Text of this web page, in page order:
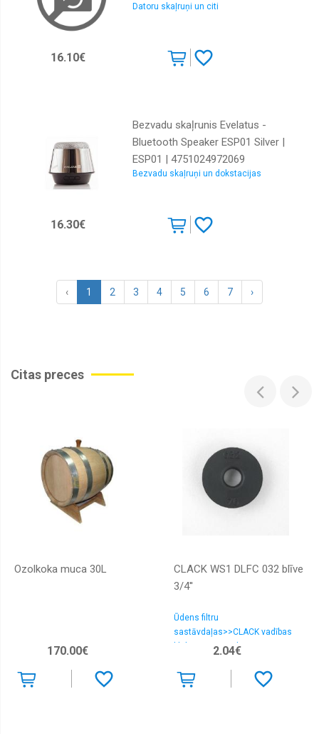
Datoru skaļruņi un citi
16.10€
Bezvadu skaļrunis Evelatus -
Bluetooth Speaker ESP01 Silver |
ESP01 | 4751024972069
Bezvadu skaļruņi un dokstacijas
16.30€
‹ 1 2 3 4 5 6 7 ›
Citas preces
Ozolkoka muca 30L
170.00€
CLACK WS1 DLFC 032 blīve
3/4''
Ūdens filtru
sastāvdaļas>>CLACK vadības
bloku rezerves daļas>>CLACK
2.04€